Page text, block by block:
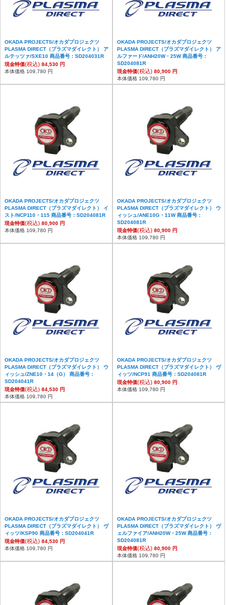
OKADA PROJECTS/オカダプロジェクツ
PLASMA DIRECT（プラズマダイレクト） ア
ルテッツァ/SXE10 商品番号：SD204031R
現金特価(税込) 84,530 円
本体価格 109,780 円
OKADA PROJECTS/オカダプロジェクツ
PLASMA DIRECT（プラズマダイレクト） ア
ルファード/ANH20W・25W 商品番号：
SD204081R
現金特価(税込) 80,900 円
本体価格 109,780 円
OKADA PROJECTS/オカダプロジェクツ
PLASMA DIRECT（プラズマダイレクト） イ
スト/NCP110・115 商品番号：SD204081R
現金特価(税込) 80,900 円
本体価格 109,780 円
OKADA PROJECTS/オカダプロジェクツ
PLASMA DIRECT（プラズマダイレクト） ウ
ィッシュ/ANE10G・11W 商品番号：
SD204081R
現金特価(税込) 80,900 円
本体価格 109,780 円
OKADA PROJECTS/オカダプロジェクツ
PLASMA DIRECT（プラズマダイレクト） ウ
ィッシュ/ZNE10・14（G） 商品番号：
SD204041R
現金特価(税込) 84,530 円
本体価格 109,780 円
OKADA PROJECTS/オカダプロジェクツ
PLASMA DIRECT（プラズマダイレクト） ヴ
ィッツ/NCP91 商品番号：SD204081R
現金特価(税込) 80,900 円
本体価格 109,780 円
OKADA PROJECTS/オカダプロジェクツ
PLASMA DIRECT（プラズマダイレクト） ヴ
ィッツ/KSP90 商品番号：SD204041R
現金特価(税込) 84,530 円
本体価格 109,780 円
OKADA PROJECTS/オカダプロジェクツ
PLASMA DIRECT（プラズマダイレクト） ヴ
ェルファイア/ANH20W・25W 商品番号：
SD204081R
現金特価(税込) 80,900 円
本体価格 109,780 円